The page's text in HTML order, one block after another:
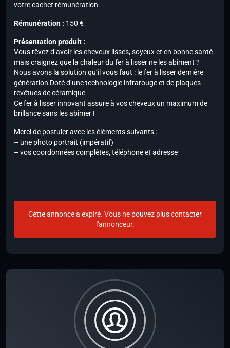
votre cachet rémunération.
Rémunération : 150 €
Présentation produit :
Vous rêvez d’avoir les cheveux lisses, soyeux et en bonne santé
mais craignez que la chaleur du fer à lisser ne les abîment ?
Nous avons la solution qu’il vous faut : le fer à lisser dernière
génération Doté d’une technologie infrarouge et de plaques
revêtues de céramique
Ce fer à lisser innovant assure à vos cheveux un maximum de
brillance sans les abîmer !
Merci de postuler avec les éléments suivants :
– une photo portrait (impératif)
– vos coordonnées complètes, téléphone et adresse
Cette annonce a expiré. Vous ne pouvez plus contacter
l'annonceur.